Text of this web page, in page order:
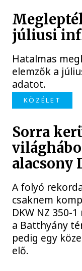
júliusi
Hatalmas
elemzők a
adatot.
KÖZÉLET
Sorra
alacsony
A folyó
csaknem
DKW NZ 350-
a Batthyány
pedig egy
elő.